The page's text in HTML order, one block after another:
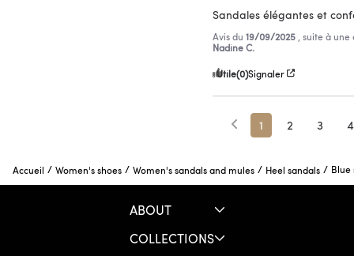
Sandales élégantes et
Avis du 19/09/2025 , suite à
Nadine C.
Utile(0)Signaler
1 2 3 4
Accueil / Women's shoes / Women's sandals and mules / Heel sandals / Blue
ABOUT
COLLECTIONS